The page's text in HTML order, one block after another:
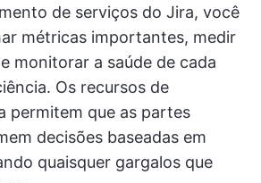
de serviços do Jira, você
métricas importantes, medir
monitorar a saúde de cada
Os recursos de
permitem que as partes
decisões baseadas em
quaisquer gargalos que